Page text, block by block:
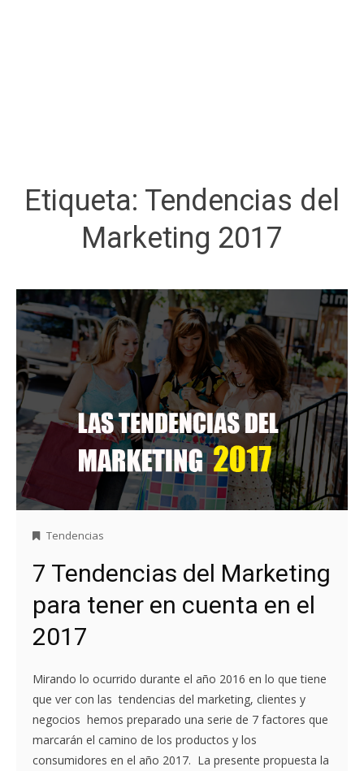
Etiqueta: Tendencias del
Marketing 2017
Tendencias
7 Tendencias del Marketing
para tener en cuenta en el
2017
Mirando lo ocurrido durante el año 2016 en lo que tiene
que ver con las tendencias del marketing, clientes y
negocios hemos preparado una serie de 7 factores que
marcarán el camino de los productos y los
consumidores en el año 2017. La presente propuesta la